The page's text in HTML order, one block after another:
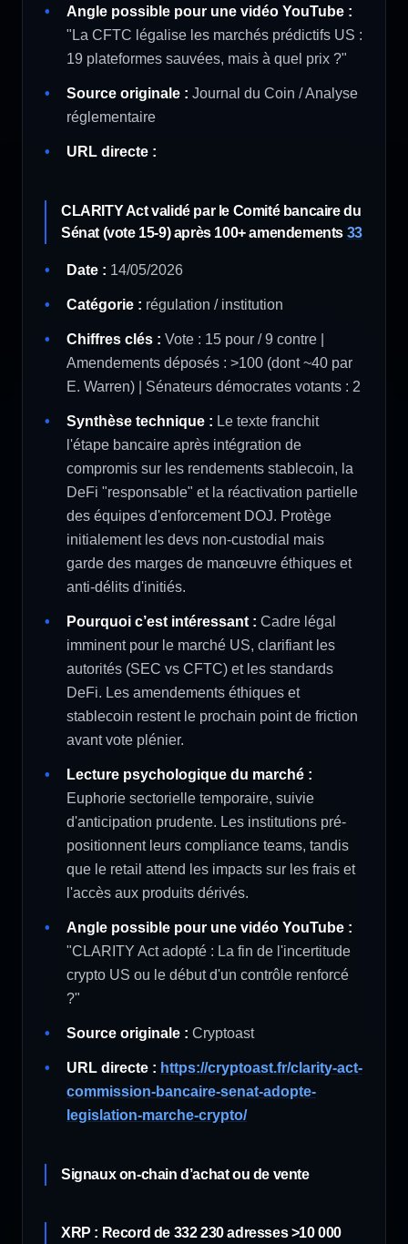
Angle possible pour une vidéo YouTube :
"La CFTC légalise les marchés prédictifs US :
19 plateformes sauvées, mais à quel prix ?"
Source originale : Journal du Coin / Analyse
réglementaire
URL directe :
CLARITY Act validé par le Comité bancaire du
Sénat (vote 15-9) après 100+ amendements 33
Date : 14/05/2026
Catégorie : régulation / institution
Chiffres clés : Vote : 15 pour / 9 contre |
Amendements déposés : >100 (dont ~40 par
E. Warren) | Sénateurs démocrates votants : 2
Synthèse technique : Le texte franchit
l'étape bancaire après intégration de
compromis sur les rendements stablecoin, la
DeFi "responsable" et la réactivation partielle
des équipes d'enforcement DOJ. Protège
initialement les devs non-custodial mais
garde des marges de manœuvre éthiques et
anti-délits d'initiés.
Pourquoi c’est intéressant : Cadre légal
imminent pour le marché US, clarifiant les
autorités (SEC vs CFTC) et les standards
DeFi. Les amendements éthiques et
stablecoin restent le prochain point de friction
avant vote plénier.
Lecture psychologique du marché :
Euphorie sectorielle temporaire, suivie
d'anticipation prudente. Les institutions pré-
positionnent leurs compliance teams, tandis
que le retail attend les impacts sur les frais et
l'accès aux produits dérivés.
Angle possible pour une vidéo YouTube :
"CLARITY Act adopté : La fin de l'incertitude
crypto US ou le début d'un contrôle renforcé
?"
Source originale : Cryptoast
URL directe : https://cryptoast.fr/clarity-act-
commission-bancaire-senat-adopte-
legislation-marche-crypto/
Signaux on-chain d’achat ou de vente
XRP : Record de 332 230 adresses >10 000